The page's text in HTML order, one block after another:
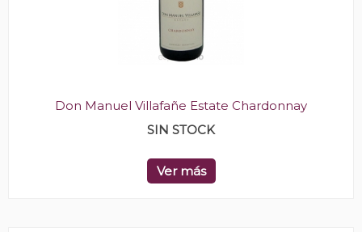
Don Manuel Villafañe Estate Chardonnay
SIN STOCK
Ver más